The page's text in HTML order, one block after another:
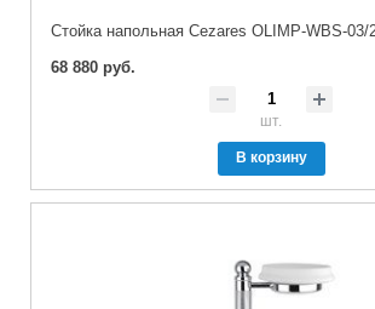
Стойка напольная Cezares OLIMP-WBS-03/
68 880 руб.
шт.
В корзину